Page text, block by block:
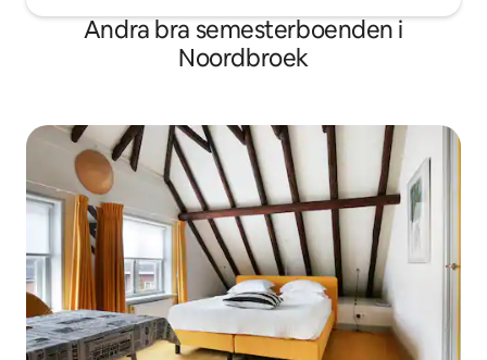
Andra bra semesterboenden i
Noordbroek